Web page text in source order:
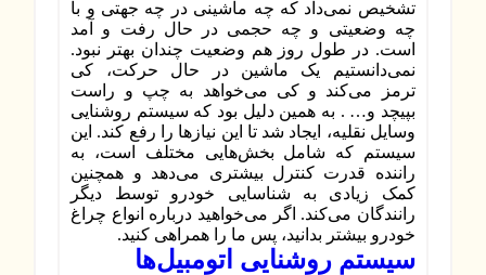
تشخیص نمی‌داد که چه ماشینی در چه جهتی و با
چه وضعیتی و چه حجمی در حال رفت و آمد
است. در طول روز هم وضعیت چندان بهتر نبود.
نمی‌دانستیم یک ماشین در حال حرکت، کی
ترمز می‌کند و کی می‌خواهد به چپ و راست
بپیچد و… . به همین دلیل بود که سیستم روشنایی
وسایل نقلیه، ایجاد شد تا این نیازها را رفع کند. این
سیستم که شامل بخش‌هایی مختلف است، به
راننده قدرت کنترل بیشتری می‌دهد و همچنین
کمک زیادی به شناسایی خودرو توسط دیگر
رانندگان می‌کند. اگر می‌خواهید درباره انواع چراغ
خودرو بیشتر بدانید، پس ما را همراهی کنید.
سیستم روشنایی اتومبیل‌ها